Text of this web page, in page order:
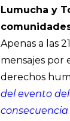
Lumucha y
Apenas a las
mensajes por
derechos
del evento
consecuencia